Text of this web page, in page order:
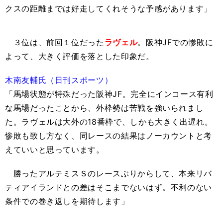
クスの距離までは好走してくれそうな予感があります」
３位は、前回１位だった ラヴェル。阪神JFでの惨敗に
よって、大きく評価を落とした印象だ。
木南友輔氏（日刊スポーツ）
「馬場状態が特殊だった阪神JF。完全にインコース有利
な馬場だったことから、外枠勢は苦戦を強いられまし
た。ラヴェルは大外の18番枠で、しかも大きく出遅れ。
惨敗も致し方なく、同レースの結果はノーカウントと考
えていいと思っています。
勝ったアルテミスＳのレースぶりからして、本来リバ
ティアイランドとの差はそこまでないはず。不利のない
条件での巻き返しを期待します」